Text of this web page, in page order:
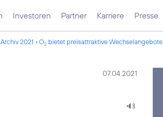
Investoren Partner Karriere Presse
Archiv 2021 O2 bietet preisattraktive Wechselangebote
07.04.2021